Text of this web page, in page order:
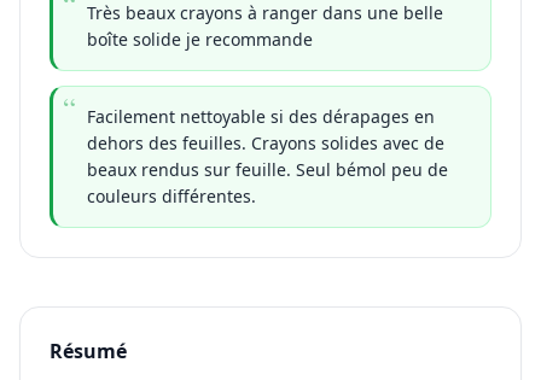
Très beaux crayons à ranger dans une belle
boîte solide je recommande
Facilement nettoyable si des dérapages en
dehors des feuilles. Crayons solides avec de
beaux rendus sur feuille. Seul bémol peu de
couleurs différentes.
Résumé